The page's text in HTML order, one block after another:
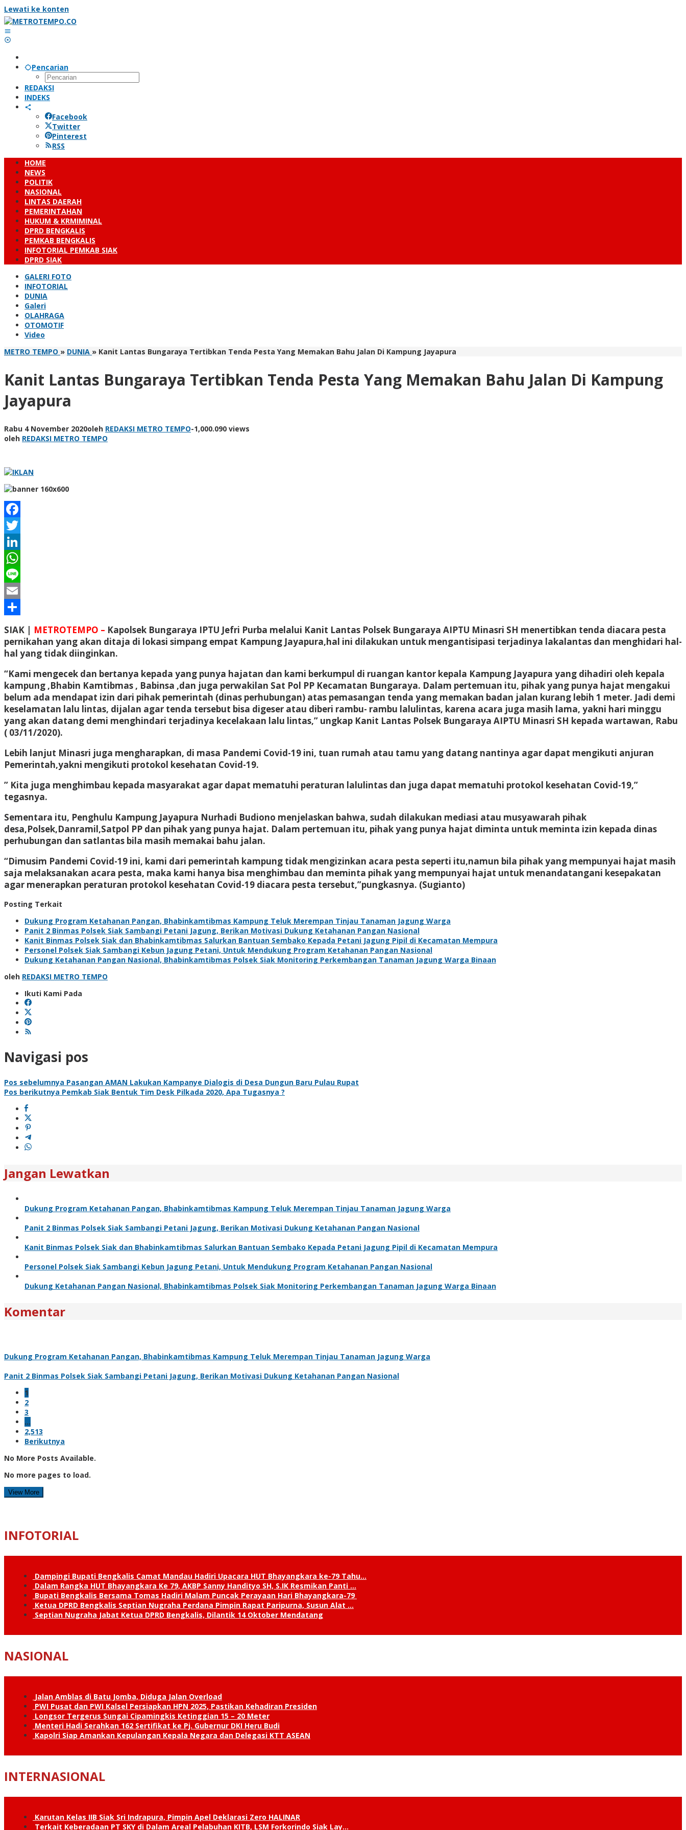
Lewati ke konten
Pencarian
REDAKSI
INDEKS
Facebook
Twitter
Pinterest
RSS
HOME
NEWS
POLITIK
NASIONAL
LINTAS DAERAH
PEMERINTAHAN
HUKUM & KRMIMINAL
DPRD BENGKALIS
PEMKAB BENGKALIS
INFOTORIAL PEMKAB SIAK
DPRD SIAK
GALERI FOTO
INFOTORIAL
DUNIA
Galeri
OLAHRAGA
OTOMOTIF
Video
METRO TEMPO » DUNIA » Kanit Lantas Bungaraya Tertibkan Tenda Pesta Yang Memakan Bahu Jalan Di Kampung Jayapura
Kanit Lantas Bungaraya Tertibkan Tenda Pesta Yang Memakan Bahu Jalan Di Kampung
Jayapura
Rabu 4 November 2020oleh REDAKSI METRO TEMPO-1,000.090 views
oleh REDAKSI METRO TEMPO
Facebook
Twitter
LinkedIn
WhatsApp
Line
Email
Share
SIAK | METROTEMPO – Kapolsek Bungaraya IPTU Jefri Purba melalui Kanit Lantas Polsek Bungaraya AIPTU Minasri SH menertibkan tenda diacara pesta
pernikahan yang akan ditaja di lokasi simpang empat Kampung Jayapura,hal ini dilakukan untuk mengantisipasi terjadinya lakalantas dan menghidari hal-
hal yang tidak diinginkan.
“Kami mengecek dan bertanya kepada yang punya hajatan dan kami berkumpul di ruangan kantor kepala Kampung Jayapura yang dihadiri oleh kepala
kampung ,Bhabin Kamtibmas , Babinsa ,dan juga perwakilan Sat Pol PP Kecamatan Bungaraya. Dalam pertemuan itu, pihak yang punya hajat mengakui
belum ada mendapat izin dari pihak pemerintah (dinas perhubungan) atas pemasangan tenda yang memakan badan jalan kurang lebih 1 meter. Jadi demi
keselamatan lalu lintas, dijalan agar tenda tersebut bisa digeser atau diberi rambu- rambu lalulintas, karena acara juga masih lama, yakni hari minggu
yang akan datang demi menghindari terjadinya kecelakaan lalu lintas,” ungkap Kanit Lantas Polsek Bungaraya AIPTU Minasri SH kepada wartawan, Rabu
( 03/11/2020).
Lebih lanjut Minasri juga mengharapkan, di masa Pandemi Covid-19 ini, tuan rumah atau tamu yang datang nantinya agar dapat mengikuti anjuran
Pemerintah,yakni mengikuti protokol kesehatan Covid-19.
” Kita juga menghimbau kepada masyarakat agar dapat mematuhi peraturan lalulintas dan juga dapat mematuhi protokol kesehatan Covid-19,”
tegasnya.
Sementara itu, Penghulu Kampung Jayapura Nurhadi Budiono menjelaskan bahwa, sudah dilakukan mediasi atau musyawarah pihak
desa,Polsek,Danramil,Satpol PP dan pihak yang punya hajat. Dalam pertemuan itu, pihak yang punya hajat diminta untuk meminta izin kepada dinas
perhubungan dan satlantas bila masih memakai bahu jalan.
“Dimusim Pandemi Covid-19 ini, kami dari pemerintah kampung tidak mengizinkan acara pesta seperti itu,namun bila pihak yang mempunyai hajat masih
saja melaksanakan acara pesta, maka kami hanya bisa menghimbau dan meminta pihak yang mempunyai hajat untuk menandatangani kesepakatan
agar menerapkan peraturan protokol kesehatan Covid-19 diacara pesta tersebut,”pungkasnya. (Sugianto)
Posting Terkait
Dukung Program Ketahanan Pangan, Bhabinkamtibmas Kampung Teluk Merempan Tinjau Tanaman Jagung Warga
Panit 2 Binmas Polsek Siak Sambangi Petani Jagung, Berikan Motivasi Dukung Ketahanan Pangan Nasional
Kanit Binmas Polsek Siak dan Bhabinkamtibmas Salurkan Bantuan Sembako Kepada Petani Jagung Pipil di Kecamatan Mempura
Personel Polsek Siak Sambangi Kebun Jagung Petani, Untuk Mendukung Program Ketahanan Pangan Nasional
Dukung Ketahanan Pangan Nasional, Bhabinkamtibmas Polsek Siak Monitoring Perkembangan Tanaman Jagung Warga Binaan
oleh REDAKSI METRO TEMPO
Ikuti Kami Pada
Navigasi pos
Pos sebelumnya Pasangan AMAN Lakukan Kampanye Dialogis di Desa Dungun Baru Pulau Rupat
Pos berikutnya Pemkab Siak Bentuk Tim Desk Pilkada 2020, Apa Tugasnya ?
Jangan Lewatkan
Dukung Program Ketahanan Pangan, Bhabinkamtibmas Kampung Teluk Merempan Tinjau Tanaman Jagung Warga
Panit 2 Binmas Polsek Siak Sambangi Petani Jagung, Berikan Motivasi Dukung Ketahanan Pangan Nasional
Kanit Binmas Polsek Siak dan Bhabinkamtibmas Salurkan Bantuan Sembako Kepada Petani Jagung Pipil di Kecamatan Mempura
Personel Polsek Siak Sambangi Kebun Jagung Petani, Untuk Mendukung Program Ketahanan Pangan Nasional
Dukung Ketahanan Pangan Nasional, Bhabinkamtibmas Polsek Siak Monitoring Perkembangan Tanaman Jagung Warga Binaan
Komentar
Dukung Program Ketahanan Pangan, Bhabinkamtibmas Kampung Teluk Merempan Tinjau Tanaman Jagung Warga
Panit 2 Binmas Polsek Siak Sambangi Petani Jagung, Berikan Motivasi Dukung Ketahanan Pangan Nasional
1
2
3
…
2,513
Berikutnya
No More Posts Available.
No more pages to load.
View More
INFOTORIAL
Dampingi Bupati Bengkalis Camat Mandau Hadiri Upacara HUT Bhayangkara ke-79 Tahu…
Dalam Rangka HUT Bhayangkara Ke 79, AKBP Sanny Handityo SH, S.IK Resmikan Panti …
Bupati Bengkalis Bersama Tomas Hadiri Malam Puncak Perayaan Hari Bhayangkara-79
Ketua DPRD Bengkalis Septian Nugraha Perdana Pimpin Rapat Paripurna, Susun Alat …
Septian Nugraha Jabat Ketua DPRD Bengkalis, Dilantik 14 Oktober Mendatang
NASIONAL
Jalan Amblas di Batu Jomba, Diduga Jalan Overload
PWI Pusat dan PWI Kalsel Persiapkan HPN 2025, Pastikan Kehadiran Presiden
Longsor Tergerus Sungai Cipamingkis Ketinggian 15 – 20 Meter
Menteri Hadi Serahkan 162 Sertifikat ke Pj. Gubernur DKI Heru Budi
Kapolri Siap Amankan Kepulangan Kepala Negara dan Delegasi KTT ASEAN
INTERNASIONAL
Karutan Kelas IIB Siak Sri Indrapura, Pimpin Apel Deklarasi Zero HALINAR
Terkait Keberadaan PT SKY di Dalam Areal Pelabuhan KITB, LSM Forkorindo Siak Lay…